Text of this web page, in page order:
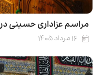
مراسم عزاداری حسینی
۱۶ مرداد ۱۴۰۵